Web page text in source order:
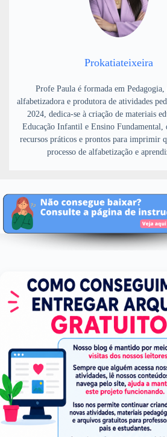
Prokatiateixeira
Profe Paula é formada em Pedagogia,
alfabetizadora e produtora de atividades
2024, dedica-se à criação de materiais
Educação Infantil e Ensino Fundamental,
recursos práticos e prontos para imprimir
processo de alfabetização e